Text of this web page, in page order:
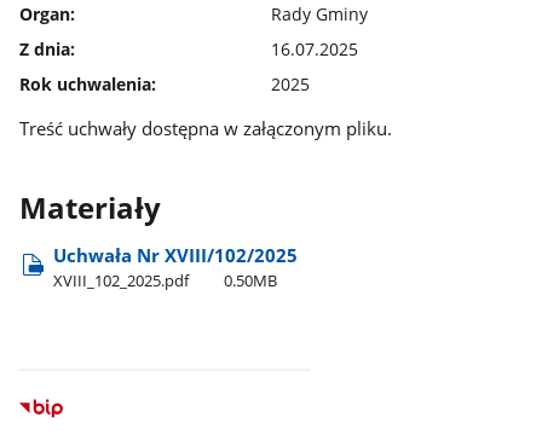
Organ:
Rady Gminy
Z dnia:
16.07.2025
Rok uchwalenia:
2025
Treść uchwały dostępna w załączonym pliku.
Materiały
Uchwała Nr XVIII/102/2025
XVIII​_102​_2025.pdf 0.50MB